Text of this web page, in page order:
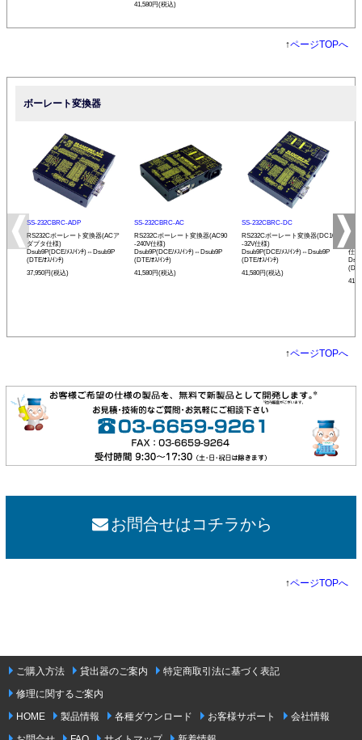
41,580円(税込)
↑ページTOPへ
ボーレート変換器
SS-232CBRC-ADP
RS232Cボーレート変換器(ACア
ダプタ仕様)
Dsub9P(DCE/ﾒｽ/ｲﾝﾁ)⇔Dsub9P
(DTE/ｵｽ/ｲﾝﾁ)
37,950円(税込)
SS-232CBRC-AC
RS232Cボーレート変換器(AC90
-240V仕様)
Dsub9P(DCE/ﾒｽ/ｲﾝﾁ)⇔Dsub9P
(DTE/ｵｽ/ｲﾝﾁ)
41,580円(税込)
SS-232CBRC-DC
RS232Cボーレート変換器(DC10
-32V仕様)
Dsub9P(DCE/ﾒｽ/ｲﾝﾁ)⇔Dsub9P
(DTE/ｵｽ/ｲﾝﾁ)
41,580円(税込)
リ
仕
↑ページTOPへ
お問合せはコチラから
↑ページTOPへ
ご購入方法 貸出器のご案内
特定商取引法に基づく表記
修理に関するご案内
HOME
製品情報 各種ダウンロード お客様サポート
会社情報